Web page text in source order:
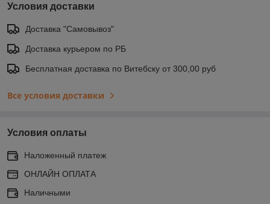
Условия доставки
Доставка "Самовывоз"
Доставка курьером по РБ
Бесплатная доставка по Витебску от 300,00 руб
Все условия доставки
Условия оплаты
Наложенный платеж
ОНЛАЙН ОПЛАТА
Наличными